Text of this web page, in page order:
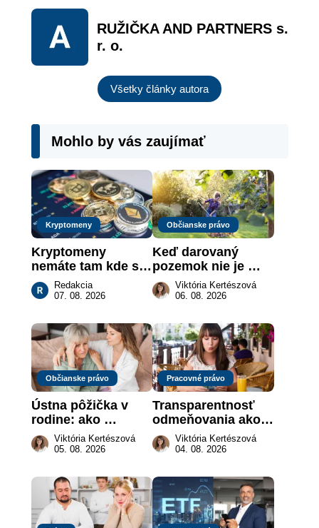
RUŽIČKA AND PARTNERS s.
r. o.
Všetky články autora
Mohlo by vás zaujímať
Kryptomeny
Kryptomeny
nemáte tam kde si
myslíte: Viete, kde
sa naozaj
Redakcia
07. 08. 2026
Občianske právo
Keď darovaný
pozemok nie je
„hotová vec“: kedy
môže darca žiadať
Viktória Kertészová
06. 08. 2026
Občianske právo
Ústna pôžička v
rodine: ako
vymôcť peniaze,
keď na papieri nie
Viktória Kertészová
05. 08. 2026
Pracovné právo
Transparentnosť
odmeňovania ako
právna povinnosť:
revolúcia na
práce
Viktória Kertészová
04. 08. 2026